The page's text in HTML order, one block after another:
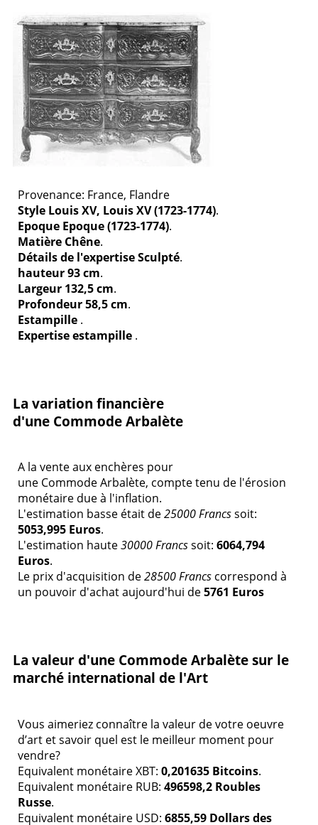
Provenance: France, Flandre
Style Louis XV, Louis XV (1723-1774).
Epoque Epoque (1723-1774).
Matière Chêne.
Détails de l'expertise Sculpté.
hauteur 93 cm.
Largeur 132,5 cm.
Profondeur 58,5 cm.
Estampille .
Expertise estampille .
La variation financière
d'une Commode Arbalète
A la vente aux enchères pour
une Commode Arbalète, compte tenu de l'érosion
monétaire due à l'inflation.
L'estimation basse était de25000 Francssoit:
5053,995 Euros.
L'estimation haute30000 Francssoit: 6064,794
Euros.
Le prix d'acquisition de28500 Francs correspond à
un pouvoir d'achat aujourd'hui de5761 Euros
La valeur d'une Commode Arbalète sur le
marché international de l'Art
Vous aimeriez connaître la valeur de votre oeuvre
d’art et savoir quel est le meilleur moment pour
vendre?
Equivalent monétaire XBT: 0,201635 Bitcoins.
Equivalent monétaire RUB: 496598,2 Roubles
Russe.
Equivalent monétaire USD: 6855,59 Dollars des